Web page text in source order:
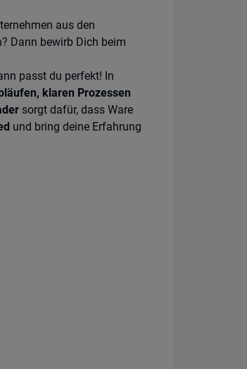
aus den
Dann bewirb Dich beim
passt du perfekt! In
klaren Prozessen
sorgt dafür, dass Ware
und bring deine Erfahrung